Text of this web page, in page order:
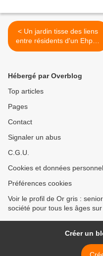
< Un jardin tisse des liens
entre résidents d'un Ehpad
et habitants d'une
Hébergé par Overblog
Top articles
Pages
Contact
Signaler un abus
C.G.U.
Cookies et données
Préférences cookies
Voir le profil de Or gris :
société pour tous les âges
Créer un